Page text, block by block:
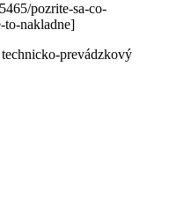
pozrite-sa-co-
to-nakladne]
prevádzkový